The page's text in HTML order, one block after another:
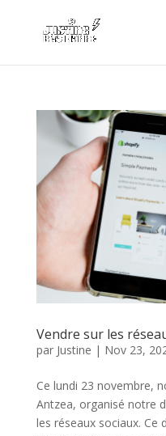
Vendre sur les
par Justine | Nov 23,
Ce lundi 23 novembre,
Antzea, organisé notre
les réseaux sociaux. Ce